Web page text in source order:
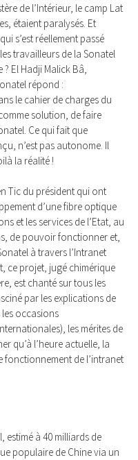
de l’Intérieur, le camp Lat
étaient paralysés. Et
s’est réellement passé
travailleurs de la Sonatel
El Hadji Malick Bâ,
répond :
le cahier de charges du
solution, de faire
Ce qui fait que
n’est pas autonome. Il
la réalité !
Tic du président qui ont
d’une fibre optique
et les services de l’Etat, au
de pouvoir fonctionner et,
à travers l’Intranet
ce projet, jugé chimérique
est chanté sur tous les
par les explications de
occasions
les mérites de
qu’à l’heure actuelle, la
fonctionnement de l’intranet
estimé à 40 milliards de
populaire de Chine via un